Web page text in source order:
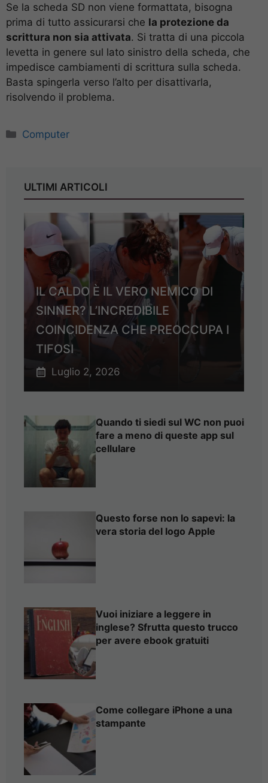
Se la scheda SD non viene formattata, bisogna
prima di tutto assicurarsi che la protezione da
scrittura non sia attivata. Si tratta di una piccola
levetta in genere sul lato sinistro della scheda, che
impedisce cambiamenti di scrittura sulla scheda.
Basta spingerla verso l’alto per disattivarla,
risolvendo il problema.
Categorie
Computer
ULTIMI ARTICOLI
IL CALDO È IL VERO NEMICO DI
SINNER? L’INCREDIBILE
COINCIDENZA CHE PREOCCUPA I
TIFOSI
Luglio 2, 2026
Quando ti siedi sul WC non puoi
fare a meno di queste app sul
cellulare
Questo forse non lo sapevi: la
vera storia del logo Apple
Vuoi iniziare a leggere in
inglese? Sfrutta questo trucco
per avere ebook gratuiti
Come collegare iPhone a una
stampante